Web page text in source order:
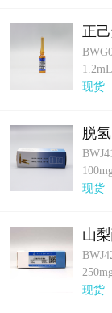
正
物质
1.2mL
现货
脱
现货
山
现货